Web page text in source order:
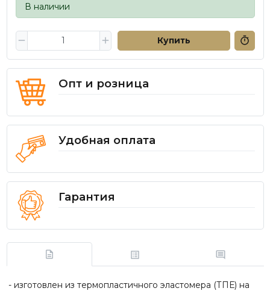
В наличии
Купить
Опт и розница
Удобная оплата
Гарантия
- изготовлен из термопластичного эластомера (ТПЕ) на